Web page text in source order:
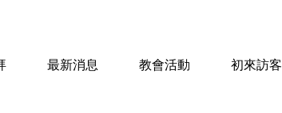
最新消息 教會活動 初來訪客